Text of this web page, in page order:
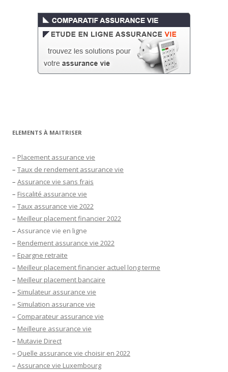
ELEMENTS À MAITRISER
– Placement assurance vie
– Taux de rendement assurance vie
– Assurance vie sans frais
– Fiscalité assurance vie
– Taux assurance vie 2022
– Meilleur placement financier 2022
– Assurance vie en ligne
– Rendement assurance vie 2022
– Epargne retraite
– Meilleur placement financier actuel long terme
– Meilleur placement bancaire
– Simulateur assurance vie
– Simulation assurance vie
– Comparateur assurance vie
– Meilleure assurance vie
– Mutavie Direct
– Quelle assurance vie choisir en 2022
– Assurance vie Luxembourg